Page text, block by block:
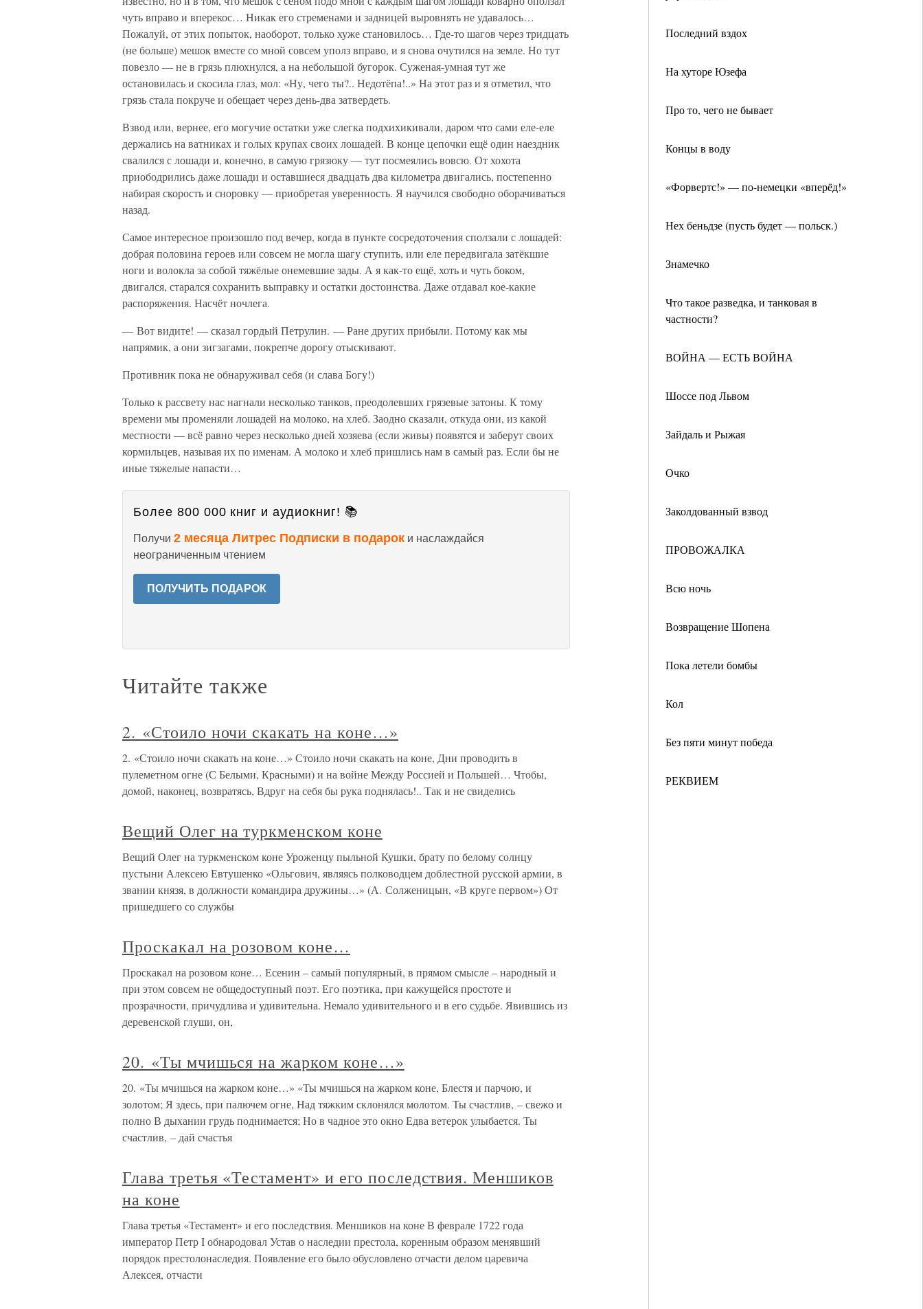
Последний вздох
На хуторе Юзефа
Про то, чего не бывает
Концы в воду
«Форвертс!» — по-немецки «вперёд!»
Нех беньдзе (пусть будет — польск.)
Знамечко
Что такое разведка, и танковая в
частности?
ВОЙНА — ЕСТЬ ВОЙНА
Шоссе под Львом
Зайдаль и Рыжая
Очко
Заколдованный взвод
ПРОВОЖАЛКА
Всю ночь
Возвращение Шопена
Пока летели бомбы
Кол
Без пяти минут победа
РЕКВИЕМ
чуть вправо и вперекос… Никак его стременами и задницей выровнять не удавалось…
Пожалуй, от этих попыток, наоборот, только хуже становилось… Где-то шагов через тридцать
(не больше) мешок вместе со мной совсем уполз вправо, и я снова очутился на земле. Но тут
повезло — не в грязь плюхнулся, а на небольшой бугорок. Суженая-умная тут же
остановилась и скосила глаз, мол: «Ну, чего ты?.. Недотёпа!..» На этот раз и я отметил, что
грязь стала покруче и обещает через день-два затвердеть.
Взвод или, вернее, его могучие остатки уже слегка подхихикивали, даром что сами еле-еле
держались на ватниках и голых крупах своих лошадей. В конце цепочки ещё один наездник
свалился с лошади и, конечно, в самую грязюку — тут посмеялись вовсю. От хохота
приободрились даже лошади и оставшиеся двадцать два километра двигались, постепенно
набирая скорость и сноровку — приобретая уверенность. Я научился свободно оборачиваться
назад.
Самое интересное произошло под вечер, когда в пункте сосредоточения сползали с лошадей:
добрая половина героев или совсем не могла шагу ступить, или еле передвигала затёкшие
ноги и волокла за собой тяжёлые онемевшие зады. А я как-то ещё, хоть и чуть боком,
двигался, старался сохранить выправку и остатки достоинства. Даже отдавал кое-какие
распоряжения. Насчёт ночлега.
— Вот видите! — сказал гордый Петрулин. — Ране других прибыли. Потому как мы
напрямик, а они зигзагами, покрепче дорогу отыскивают.
Противник пока не обнаруживал себя (и слава Богу!)
Только к рассвету нас нагнали несколько танков, преодолевших грязевые затоны. К тому
времени мы променяли лошадей на молоко, на хлеб. Заодно сказали, откуда они, из какой
местности — всё равно через несколько дней хозяева (если живы) появятся и заберут своих
кормильцев, называя их по именам. А молоко и хлеб пришлись нам в самый раз. Если бы не
иные тяжелые напасти…
Более 800 000 книг и аудиокниг! 📚
Получи 2 месяца Литрес Подписки в подарок и наслаждайся
неограниченным чтением
ПОЛУЧИТЬ ПОДАРОК
Читайте также
2. «Стоило ночи скакать на коне…»
2. «Стоило ночи скакать на коне…» Стоило ночи скакать на коне, Дни проводить в
пулеметном огне (С Белыми, Красными) и на войне Между Россией и Польшей… Чтобы,
домой, наконец, возвратясь, Вдруг на себя бы рука поднялась!.. Так и не свиделись
Вещий Олег на туркменском коне
Вещий Олег на туркменском коне Уроженцу пыльной Кушки, брату по белому солнцу
пустыни Алексею Евтушенко «Ольгович, являясь полководцем доблестной русской армии, в
звании князя, в должности командира дружины…» (А. Солженицын, «В круге первом») От
пришедшего со службы
Проскакал на розовом коне…
Проскакал на розовом коне… Есенин – самый популярный, в прямом смысле – народный и
при этом совсем не общедоступный поэт. Его поэтика, при кажущейся простоте и
прозрачности, причудлива и удивительна. Немало удивительного и в его судьбе. Явившись из
деревенской глуши, он,
20. «Ты мчишься на жарком коне…»
20. «Ты мчишься на жарком коне…» «Ты мчишься на жарком коне, Блестя и парчою, и
золотом; Я здесь, при палючем огне, Над тяжким склонялся молотом. Ты счастлив, – свежо и
полно В дыхании грудь поднимается; Но в чадное это окно Едва ветерок улыбается. Ты
счастлив, – дай счастья
Глава третья «Тестамент» и его последствия. Меншиков
на коне
Глава третья «Тестамент» и его последствия. Меншиков на коне В феврале 1722 года
император Петр I обнародовал Устав о наследии престола, коренным образом менявший
порядок престолонаследия. Появление его было обусловлено отчасти делом царевича
Алексея, отчасти